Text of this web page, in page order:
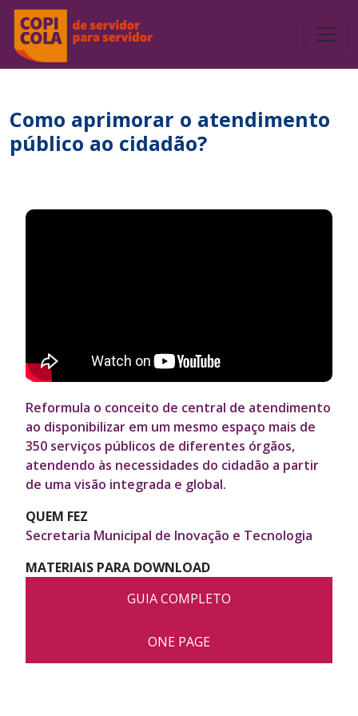
Como aprimorar o atendimento
público ao cidadão?
Reformula o conceito de central de atendimento
ao disponibilizar em um mesmo espaço mais de
350 serviços públicos de diferentes órgãos,
atendendo às necessidades do cidadão a partir
de uma visão integrada e global.
QUEM FEZ
Secretaria Municipal de Inovação e Tecnologia
MATERIAIS PARA DOWNLOAD
GUIA COMPLETO
ONE PAGE